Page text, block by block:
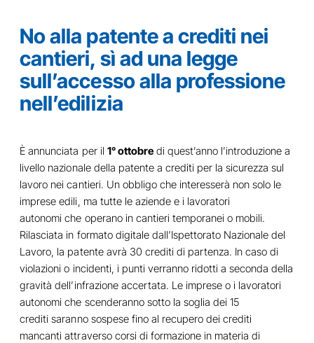
No alla patente a crediti nei
cantieri, sì ad una legge
sull’accesso alla professione
nell’edilizia
È annunciata per il 1° ottobredi quest’anno l’introduzione a
livello nazionale della patente a crediti per la sicurezza sul
lavoro nei cantieri. Un obbligo che interesserà non solo le
imprese edili, ma tutte le aziende e i lavoratori
autonomi che operano in cantieri temporanei o mobili.
Rilasciata in formato digitale dall’Ispettorato Nazionale del
Lavoro, la patente avrà 30 crediti di partenza. In caso di
violazioni o incidenti, i punti verranno ridotti a seconda della
gravità dell’infrazione accertata. Le imprese o i lavoratori
autonomi che scenderanno sotto la soglia dei 15
crediti saranno sospese fino al recupero dei crediti
mancanti attraverso corsi di formazione in materia di